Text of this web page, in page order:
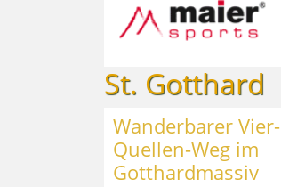
St. Gotthard
Wanderbarer Vier-
Quellen-Weg im
Gotthardmassiv